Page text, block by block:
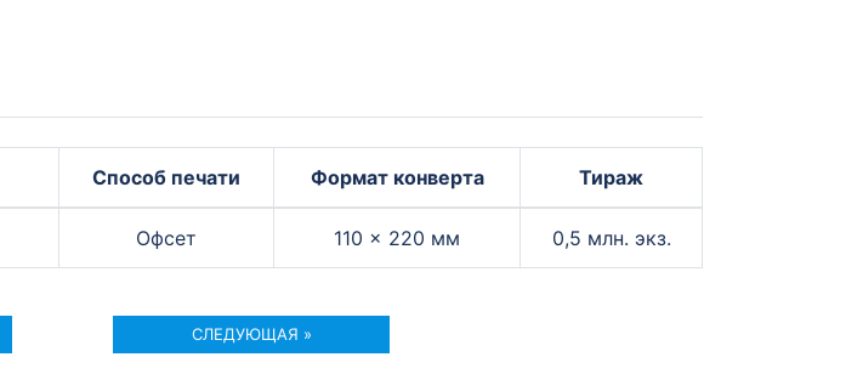
Способ печати Формат конверта Тираж
Офсет 110 × 220 мм 0,5 млн. экз.
СЛЕДУЮЩАЯ »